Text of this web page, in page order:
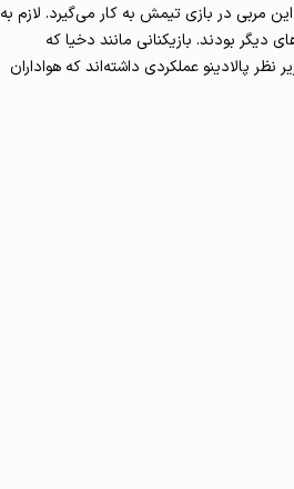
مربی در بازی تیمش به کار می‌گیرد. لازم به
دیگر بودند. بازیکنانی مانند دخیا که
پالادینو عملکردی داشته‌اند که هواداران